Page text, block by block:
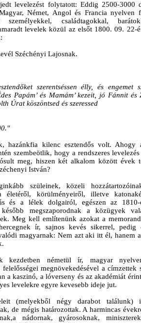
levelezést folytatott: Eddig 2500-3000
Német, Angol és Francia nyelven
személyekkel, családtagokkal,
levelek közül az elsőt 1800. 09. 22-
Széchényi Lajosnak.
szerentséssen élly, és engemet
Papám’ és Mamám’ kezeit, jó Fánnit és
Úrat köszöntsed és szeressed
hazánkfia kilenc esztendős volt. Ahogy
szembeötlik, hogy a rendszeres
meg, hiszen két alkalom között évek
István?
szüleinek, közeli
életéről, körülményeiről, illetve
és a lélek dolgairól, egészen az 1810-
megszaporodnak a közügyek
Meg kell említenünk azokat a
ír, sajnos kevés sikerrel, pedig
magyarnak: Nem azt aki itt él, hanem
kezdetben németül ír, magyar
megnövekedésével a címzettek
a kaszinó, a lóverseny és az akadémiát
levelekre egyre kevesebb ideje jut.
(melyekből négy darabot találunk)
de mégis határozottak. A harmincas
nádornak, gyárosoknak,